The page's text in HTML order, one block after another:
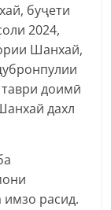
буҷети
2024,
Шанхай,
доимӣ
дахл
расид.